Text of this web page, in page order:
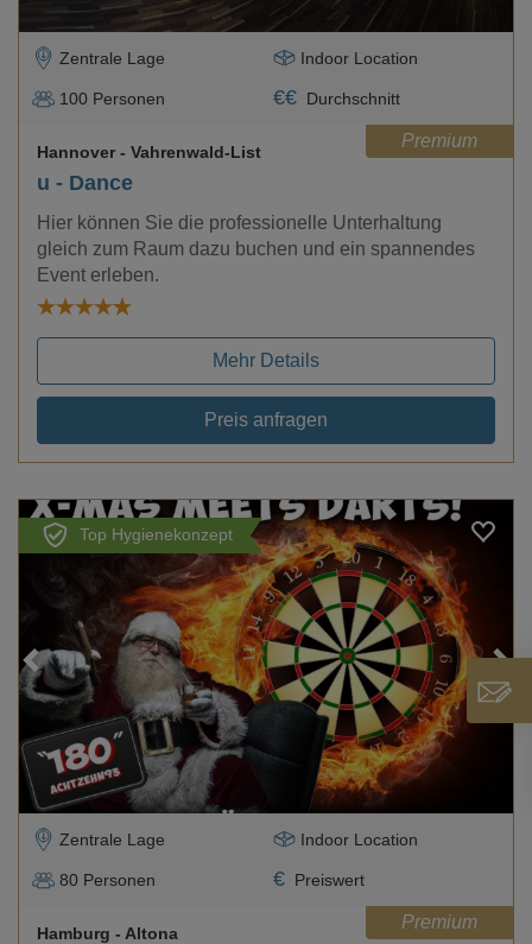
Zentrale Lage Indoor Location
100 Personen €€ Durchschnitt
Premium
u - Dance
Hannover - Vahrenwald-List
Hier können Sie die professionelle Unterhaltung
gleich zum Raum dazu buchen und ein spannendes
Event erleben.
Mehr Details
Preis anfragen
Top Hygienekonzept
Loading...
Zentrale Lage Indoor Location
80 Personen € Preiswert
Premium
Hamburg - Altona